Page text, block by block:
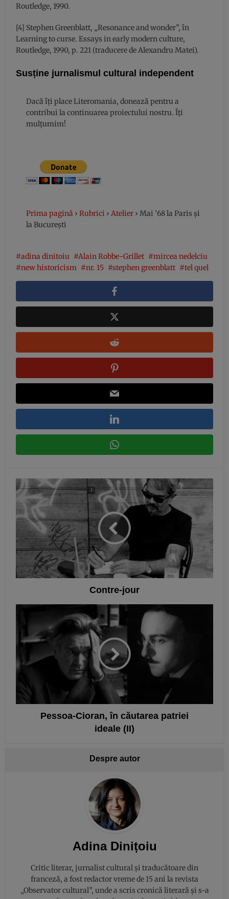
Routledge, 1990.
[4] Stephen Greenblatt, „Resonance and wonder”, în
Learning to curse. Essays in early modern culture,
Routledge, 1990, p. 221 (traducere de Alexandru Matei).
Susține jurnalismul cultural independent
Dacă îți place Literomania, donează pentru a
contribui la continuarea proiectului nostru. Îți
mulțumim!
Prima pagină › Rubrici › Atelier › Mai ’68 la Paris şi
la Bucureşti
adina dinitoiu Alain Robbe-Grillet
mircea nedelciu
new historicism
nr. 15 stephen greenblatt tel quel
Contre-jour
Pessoa-Cioran, în căutarea patriei
ideale (II)
Despre autor
Adina Dinițoiu
Critic literar, jurnalist cultural și traducătoare din
franceză, a fost redactor vreme de 15 ani la revista
„Observator cultural”, unde a scris cronică literară și s-a